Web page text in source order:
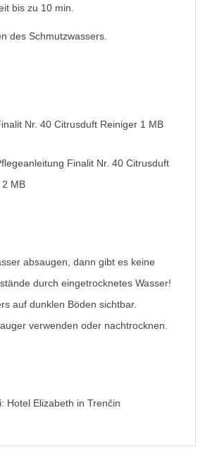
bis zu 10 min.
des Schmutzwassers.
Nr. 40 Citrusduft Reiniger 1 MB
Finalit Nr. 40 Citrusduft
2 MB
absaugen, dann gibt es keine
durch eingetrocknetes Wasser!
auf dunklen Böden sichtbar.
verwenden oder nachtrocknen.
Hotel Elizabeth in Trenčin